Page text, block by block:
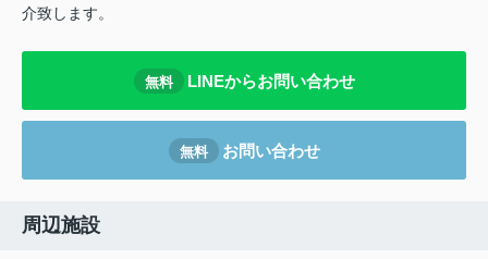
介致します。
無料 LINEからお問い合わせ
無料 お問い合わせ
周辺施設